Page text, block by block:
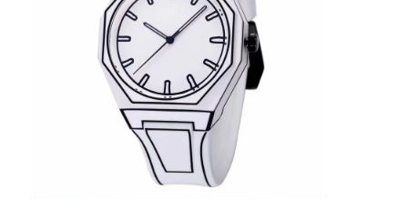
Producten
Over Ons
Fabriekstour
Kwaliteitscontrole
Neem contact met ons op